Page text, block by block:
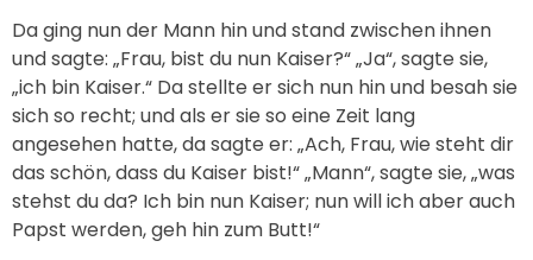
Da ging nun der Mann hin und stand zwischen ihnen
und sagte: „Frau, bist du nun Kaiser?“ „Ja“, sagte sie,
„ich bin Kaiser.“ Da stellte er sich nun hin und besah sie
sich so recht; und als er sie so eine Zeit lang
angesehen hatte, da sagte er: „Ach, Frau, wie steht dir
das schön, dass du Kaiser bist!“ „Mann“, sagte sie, „was
stehst du da? Ich bin nun Kaiser; nun will ich aber auch
Papst werden, geh hin zum Butt!“